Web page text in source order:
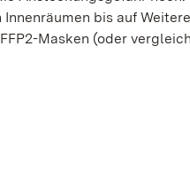
bis auf
Masken (oder